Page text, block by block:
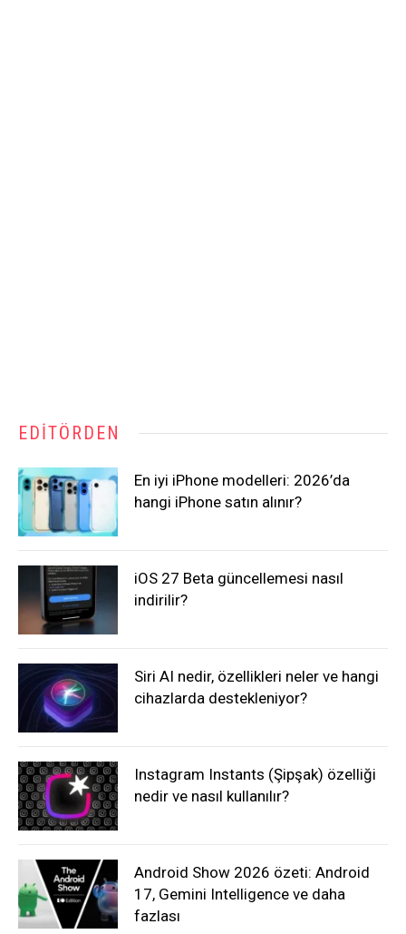
EDITÖRDEN
En iyi iPhone modelleri: 2026’da
hangi iPhone satın alınır?
iOS 27 Beta güncellemesi nasıl
indirilir?
Siri AI nedir, özellikleri neler ve hangi
cihazlarda destekleniyor?
Instagram Instants (Şipşak) özelliği
nedir ve nasıl kullanılır?
Android Show 2026 özeti: Android
17, Gemini Intelligence ve daha
fazlası